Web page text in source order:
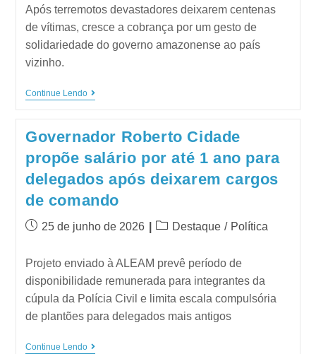
Após terremotos devastadores deixarem centenas
de vítimas, cresce a cobrança por um gesto de
solidariedade do governo amazonense ao país
vizinho.
Continue Lendo
Governador Roberto Cidade
propõe salário por até 1 ano para
delegados após deixarem cargos
de comando
25 de junho de 2026 Destaque / Política
Projeto enviado à ALEAM prevê período de
disponibilidade remunerada para integrantes da
cúpula da Polícia Civil e limita escala compulsória
de plantões para delegados mais antigos
Continue Lendo